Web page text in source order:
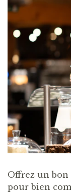
Offrez un
pour bien